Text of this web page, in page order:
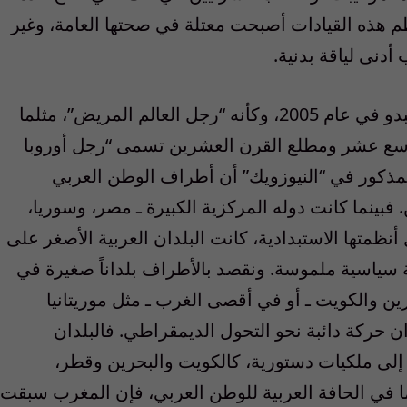
القيادات أصبحت معتلة في صحتها العامة، وغير
لياقة بدنية.
إن هذا المشهد الكئيب، جعل الوطن العربي يبدو في عام 2005، وكأنه “رجل العالم المريض”، مثلما
عشر ومطلع القرن العشرين تسمى “رجل أوروبا
في “النيوزويك” أن أطراف الوطن العربي
كانت دوله المركزية الكبيرة ـ مصر، وسوريا،
الاستبدادية، كانت البلدان العربية الأصغر على
سياسية ملموسة. ونقصد بالأطراف بلداناً صغيرة في
والكويت ـ أو في أقصى الغرب ـ مثل موريتانيا
حركة دائبة نحو التحول الديمقراطي. فالبلدان
إلى ملكيات دستورية، كالكويت والبحرين وقطر،
في الحافة العربية للوطن العربي، فإن المغرب سبقت